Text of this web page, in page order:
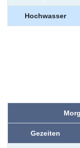
Hochwasser
Gezeiten